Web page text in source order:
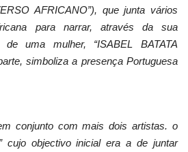
AFRICANO”), que junta vários
para narrar, através da sua
uma mulher, “ISABEL BATATA
simboliza a presença Portuguesa
conjunto com mais dois artistas. o
cujo objectivo inicial era a de juntar